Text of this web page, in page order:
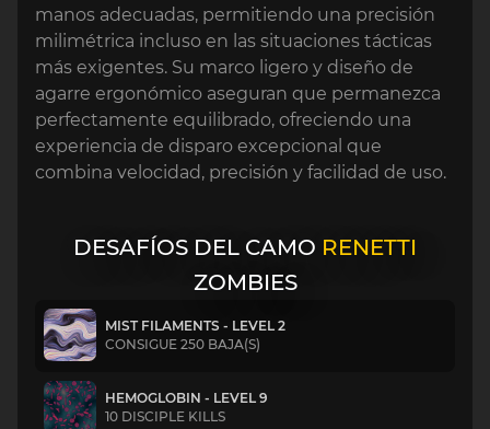
manos adecuadas, permitiendo una precisión
milimétrica incluso en las situaciones tácticas
más exigentes. Su marco ligero y diseño de
agarre ergonómico aseguran que permanezca
perfectamente equilibrado, ofreciendo una
experiencia de disparo excepcional que
combina velocidad, precisión y facilidad de uso.
DESAFÍOS DEL CAMO RENETTI
ZOMBIES
MIST FILAMENTS - LEVEL 2
CONSIGUE 250 BAJA(S)
HEMOGLOBIN - LEVEL 9
10 DISCIPLE KILLS